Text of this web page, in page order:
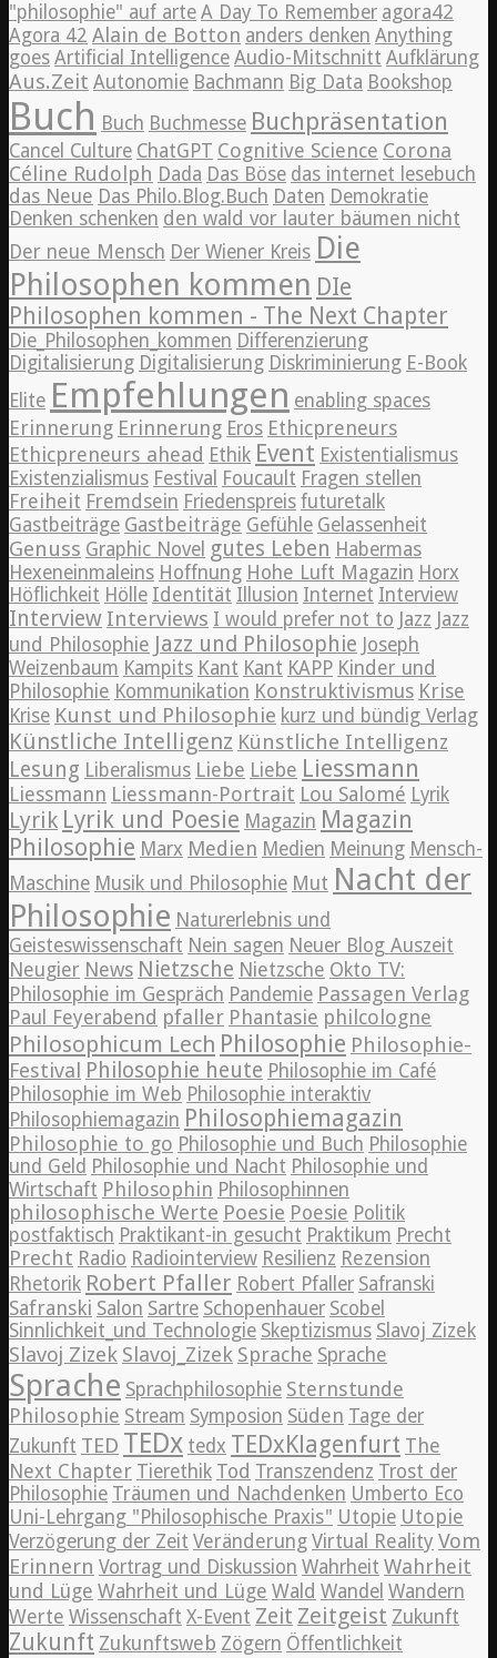
"philosophie" auf arte A Day To Remember agora42
Agora 42 Alain de Botton anders denken Anything
goes Artificial Intelligence Audio-Mitschnitt Aufklärung
Aus.Zeit Autonomie Bachmann Big Data Bookshop
Buch Buch Buchmesse Buchpräsentation
Cancel Culture ChatGPT Cognitive Science Corona
Céline Rudolph Dada Das Böse das internet lesebuch
das Neue Das Philo.Blog.Buch Daten Demokratie
Denken schenken den wald vor lauter bäumen nicht
Der neue Mensch Der Wiener Kreis Die
Philosophen kommen DIe
Philosophen kommen - The Next Chapter
Die_Philosophen_kommen Differenzierung
Digitalisierung Digitalisierung Diskriminierung E-Book
Elite Empfehlungen enabling spaces
Erinnerung Erinnerung Eros Ethicpreneurs
Ethicpreneurs ahead Ethik Event Existentialismus
Existenzialismus Festival Foucault Fragen stellen
Freiheit Fremdsein Friedenspreis futuretalk
Gastbeiträge Gastbeiträge Gefühle Gelassenheit
Genuss Graphic Novel gutes Leben Habermas
Hexeneinmaleins Hoffnung Hohe Luft Magazin Horx
Höflichkeit Hölle Identität Illusion Internet Interview
Interview Interviews I would prefer not to Jazz Jazz
und Philosophie Jazz und Philosophie Joseph
Weizenbaum Kampits Kant Kant KAPP Kinder und
Philosophie Kommunikation Konstruktivismus Krise
Krise Kunst und Philosophie kurz und bündig Verlag
Künstliche Intelligenz Künstliche Intelligenz
Lesung Liberalismus Liebe Liebe Liessmann
Liessmann Liessmann-Portrait Lou Salomé Lyrik
Lyrik Lyrik und Poesie Magazin Magazin
Philosophie Marx Medien Medien Meinung Mensch-
Maschine Musik und Philosophie Mut Nacht der
Philosophie Naturerlebnis und
Geisteswissenschaft Nein sagen Neuer Blog Auszeit
Neugier News Nietzsche Nietzsche Okto TV:
Philosophie im Gespräch Pandemie Passagen Verlag
Paul Feyerabend pfaller Phantasie philcologne
Philosophicum Lech Philosophie Philosophie-
Festival Philosophie heute Philosophie im Café
Philosophie im Web Philosophie interaktiv
Philosophiemagazin Philosophiemagazin
Philosophie to go Philosophie und Buch Philosophie
und Geld Philosophie und Nacht Philosophie und
Wirtschaft Philosophin Philosophinnen
philosophische Werte Poesie Poesie Politik
postfaktisch Praktikant-in gesucht Praktikum Precht
Precht Radio Radiointerview Resilienz Rezension
Rhetorik Robert Pfaller Robert Pfaller Safranski
Safranski Salon Sartre Schopenhauer Scobel
Sinnlichkeit_und Technologie Skeptizismus Slavoj Zizek
Slavoj Zizek Slavoj_Zizek Sprache Sprache
Sprache Sprachphilosophie Sternstunde
Philosophie Stream Symposion Süden Tage der
Zukunft TED TEDx tedx TEDxKlagenfurt The
Next Chapter Tierethik Tod Transzendenz Trost der
Philosophie Träumen und Nachdenken Umberto Eco
Uni-Lehrgang "Philosophische Praxis" Utopie Utopie
Verzögerung der Zeit Veränderung Virtual Reality Vom
Erinnern Vortrag und Diskussion Wahrheit Wahrheit
und Lüge Wahrheit und Lüge Wald Wandel Wandern
Werte Wissenschaft X-Event Zeit Zeitgeist Zukunft
Zukunft Zukunftsweb Zögern Öffentlichkeit